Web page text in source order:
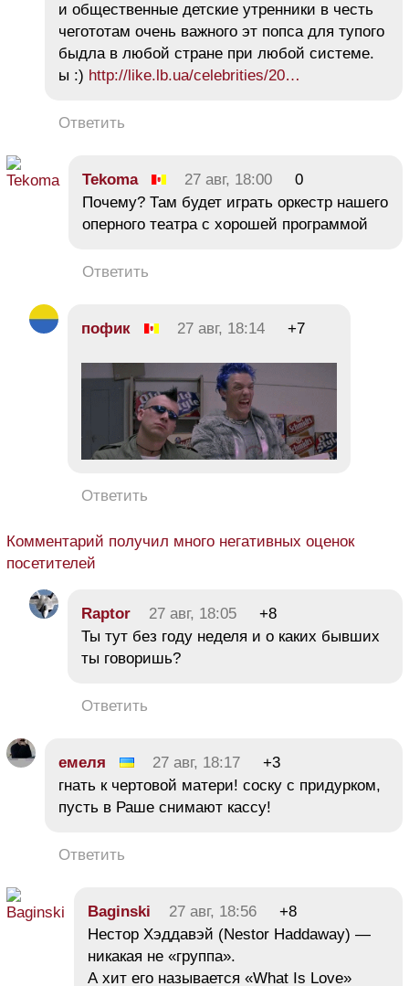
и общественные детские утренники в честь
чегототам очень важного эт попса для тупого
быдла в любой стране при любой системе.
ы :) http://like.lb.ua/celebrities/20…
Ответить
Tekoma 27 авг, 18:00
0
Почему? Там будет играть оркестр нашего
оперного театра с хорошей программой
Ответить
пофик 27 авг, 18:14 +7
Ответить
Комментарий получил много негативных оценок
посетителей
Raptor 27 авг, 18:05
+8
Ты тут без году неделя и о каких бывших
ты говоришь?
Ответить
емеля 27 авг, 18:17
+3
гнать к чертовой матери! соску с придурком,
пусть в Раше снимают кассу!
Ответить
Baginski 27 авг, 18:56
+8
Нестор Хэддавэй (Nestor Haddaway) —
никакая не «группа».
А хит его называется «What Is Love»